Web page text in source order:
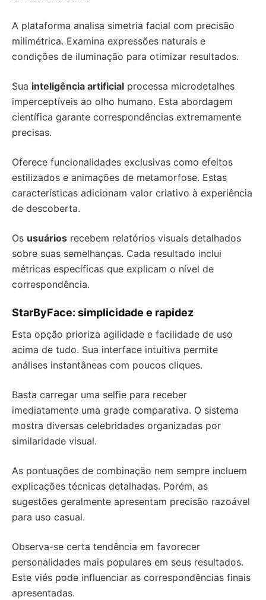
A plataforma analisa simetria facial com precisão
milimétrica. Examina expressões naturais e
condições de iluminação para otimizar resultados.
Sua inteligência artificial processa microdetalhes
imperceptíveis ao olho humano. Esta abordagem
científica garante correspondências extremamente
precisas.
Oferece funcionalidades exclusivas como efeitos
estilizados e animações de metamorfose. Estas
características adicionam valor criativo à experiência
de descoberta.
Os usuários recebem relatórios visuais detalhados
sobre suas semelhanças. Cada resultado inclui
métricas específicas que explicam o nível de
correspondência.
StarByFace: simplicidade e rapidez
Esta opção prioriza agilidade e facilidade de uso
acima de tudo. Sua interface intuitiva permite
análises instantâneas com poucos cliques.
Basta carregar uma selfie para receber
imediatamente uma grade comparativa. O sistema
mostra diversas celebridades organizadas por
similaridade visual.
As pontuações de combinação nem sempre incluem
explicações técnicas detalhadas. Porém, as
sugestões geralmente apresentam precisão razoável
para uso casual.
Observa-se certa tendência em favorecer
personalidades mais populares em seus resultados.
Este viés pode influenciar as correspondências finais
apresentadas.